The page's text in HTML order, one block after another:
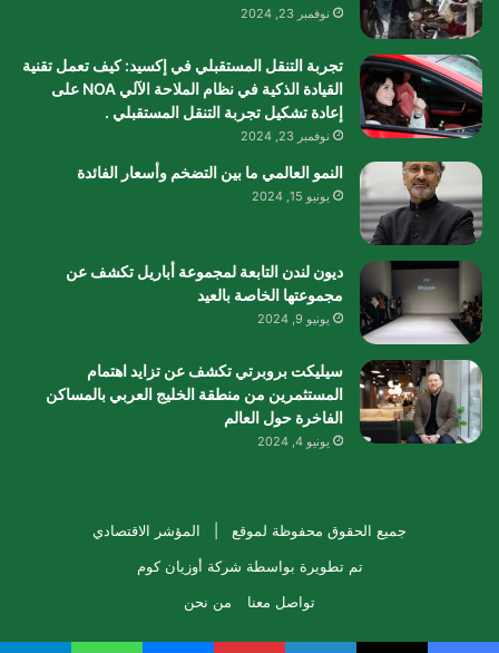
نوفمبر 23, 2024
تجربة التنقل المستقبلي في إكسيد: كيف تعمل تقنية
القيادة الذكية في نظام الملاحة الآلي NOA على
إعادة تشكيل تجربة التنقل المستقبلي .
نوفمبر 23, 2024
النمو العالمي ما بين التضخم وأسعار الفائدة
يونيو 15, 2024
ديون لندن التابعة لمجموعة أباريل تكشف عن
مجموعتها الخاصة بالعيد
يونيو 9, 2024
سيليكت بروبرتي تكشف عن تزايد اهتمام
المستثمرين من منطقة الخليج العربي بالمساكن
الفاخرة حول العالم
يونيو 4, 2024
جميع الحقوق محفوظة لموقع | المؤشر الاقتصادي
تم تطويرة بواسطة شركة أوزيان كوم
تواصل معنا
من نحن